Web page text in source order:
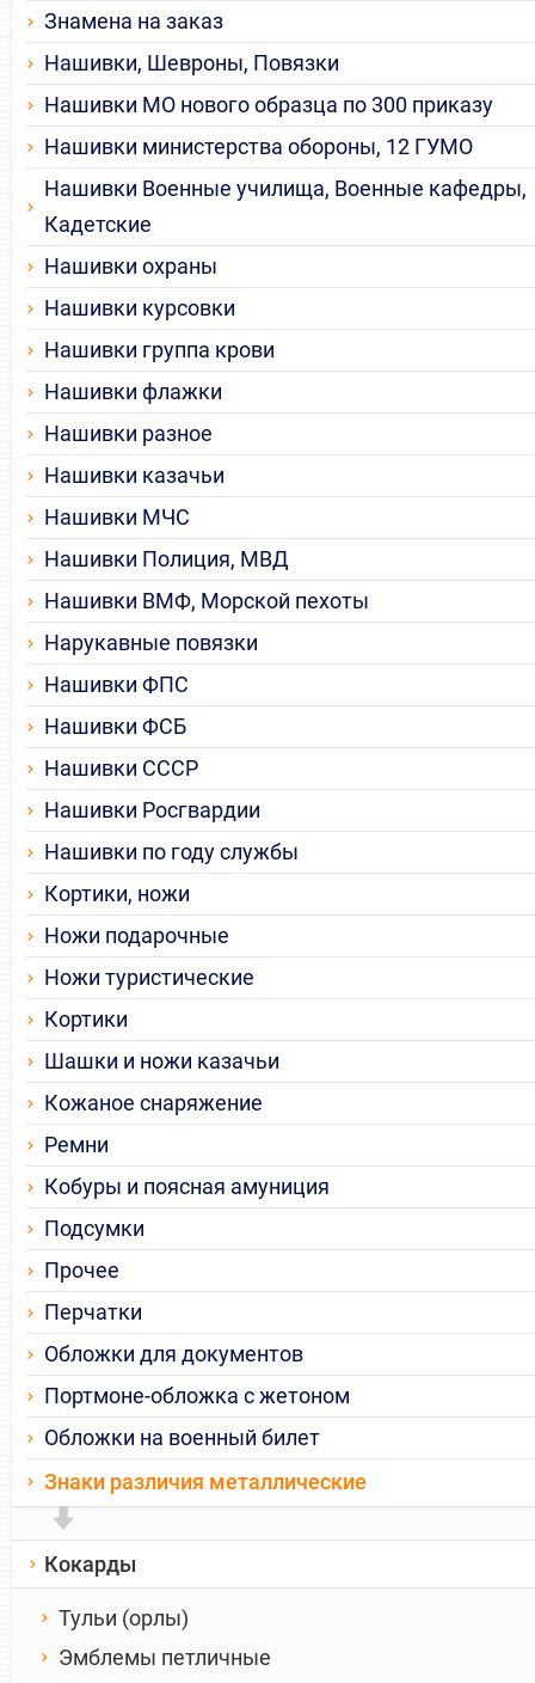
Знамена на заказ
Нашивки, Шевроны, Повязки
Нашивки МО нового образца по 300 приказу
Нашивки министерства обороны, 12 ГУМО
Нашивки Военные училища, Военные кафедры,
Кадетские
Нашивки охраны
Нашивки курсовки
Нашивки группа крови
Нашивки флажки
Нашивки разное
Нашивки казачьи
Нашивки МЧС
Нашивки Полиция, МВД
Нашивки ВМФ, Морской пехоты
Нарукавные повязки
Нашивки ФПС
Нашивки ФСБ
Нашивки СССР
Нашивки Росгвардии
Нашивки по году службы
Кортики, ножи
Ножи подарочные
Ножи туристические
Кортики
Шашки и ножи казачьи
Кожаное снаряжение
Ремни
Кобуры и поясная амуниция
Подсумки
Прочее
Перчатки
Обложки для документов
Портмоне-обложка с жетоном
Обложки на военный билет
Знаки различия металлические
Кокарды
Тульи (орлы)
Эмблемы петличные